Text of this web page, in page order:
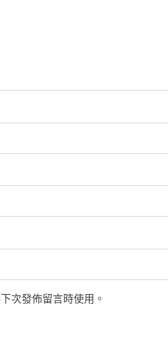
次發佈留言時使用。